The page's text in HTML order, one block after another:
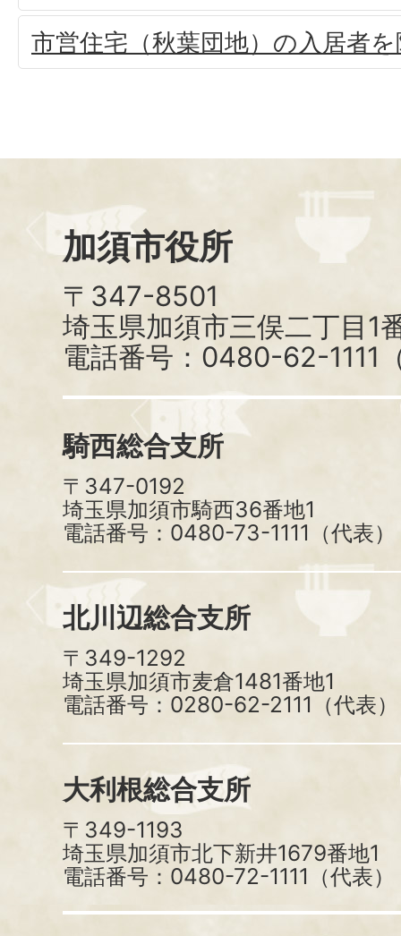
市営住宅（秋葉団地）の入居者
加須市役所
〒347-8501
埼玉県加須市三俣二丁目1
電話番号：0480-62-1111
騎西総合支所
〒347-0192
埼玉県加須市騎西36番地1
電話番号：0480-73-1111（代表）
北川辺総合支所
〒349-1292
埼玉県加須市麦倉1481番地1
電話番号：0280-62-2111（代表）
大利根総合支所
〒349-1193
埼玉県加須市北下新井1679番地1
電話番号：0480-72-1111（代表）